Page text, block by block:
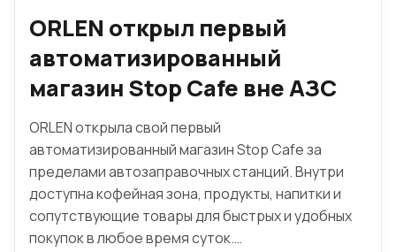
ORLEN открыл первый
автоматизированный
магазин Stop Cafe вне АЗС
ORLEN открыла свой первый
автоматизированный магазин Stop Cafe за
пределами автозаправочных станций. Внутри
доступна кофейная зона, продукты, напитки и
сопутствующие товары для быстрых и удобных
покупок в любое время суток.…